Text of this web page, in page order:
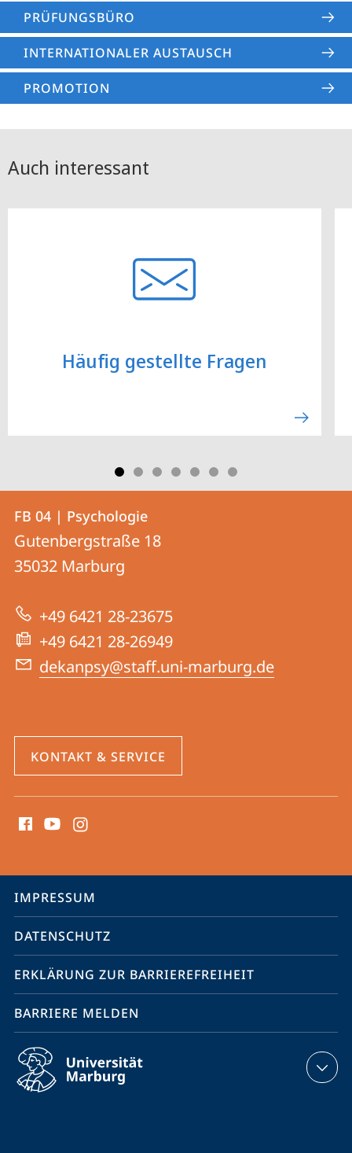
PRÜFUNGSBÜRO
INTERNATIONALER AUSTAUSCH
PROMOTION
Auch interessant
Häufig gestellte Fragen
Kontakt
und
Informationen
zur
Website
Kontaktinformationen
FB
04
|
Psychologie
FB 04 | Psychologie
Gutenbergstraße 18
35032 Marburg
+49 6421 28-23675
+49 6421 28-26949
dekanpsy@staff.uni-marburg.de
KONTAKT & SERVICE
Media
Service-
Navigation
IMPRESSUM
DATENSCHUTZ
ERKLÄRUNG ZUR BARRIEREFREIHEIT
BARRIERE MELDEN